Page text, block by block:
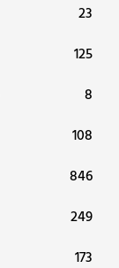
23
125
8
108
846
249
173